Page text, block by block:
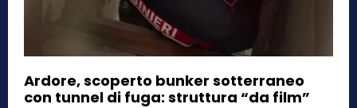
Ardore, scoperto bunker sotterraneo
con tunnel di fuga: struttura “da film”